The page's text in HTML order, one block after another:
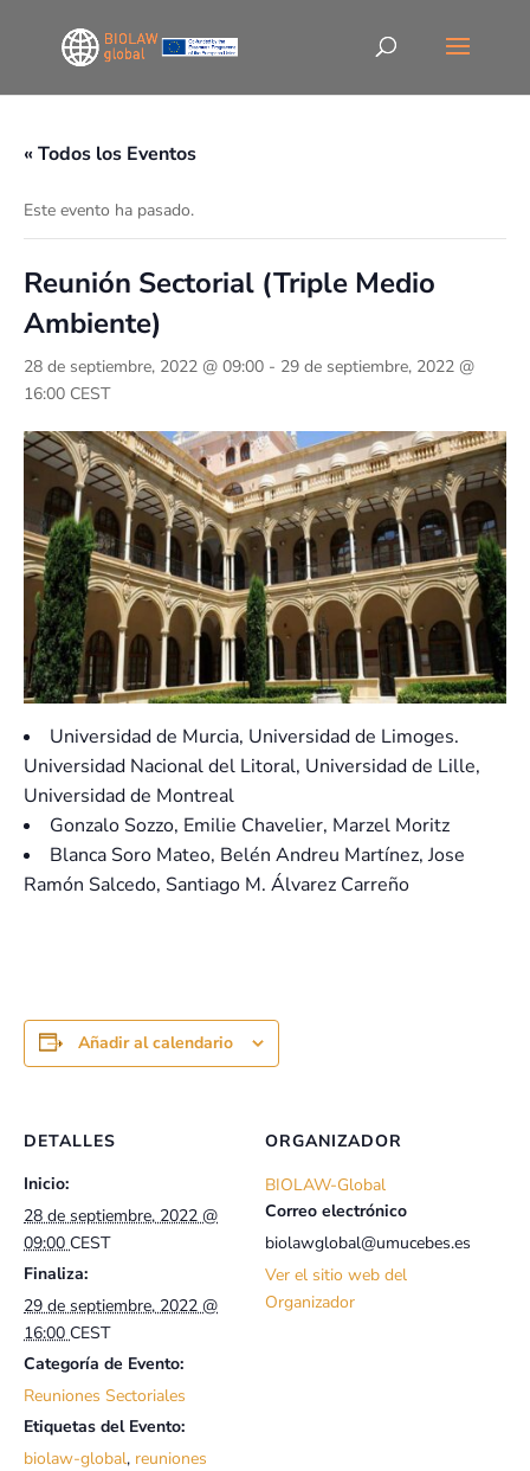
« Todos los Eventos
Este evento ha pasado.
Reunión Sectorial (Triple Medio
Ambiente)
28 de septiembre, 2022 @ 09:00 - 29 de septiembre, 2022 @
16:00 CEST
Universidad de Murcia, Universidad de Limoges.
Universidad Nacional del Litoral, Universidad de Lille,
Universidad de Montreal
Gonzalo Sozzo, Emilie Chavelier, Marzel Moritz
Blanca Soro Mateo, Belén Andreu Martínez, Jose
Ramón Salcedo, Santiago M. Álvarez Carreño
Añadir al calendario
DETALLES
Inicio:
28 de septiembre, 2022 @
09:00 CEST
Finaliza:
29 de septiembre, 2022 @
16:00 CEST
Categoría de Evento:
Reuniones Sectoriales
Etiquetas del Evento:
biolaw-global, reuniones
ORGANIZADOR
BIOLAW-Global
Correo electrónico
biolawglobal@umucebes.es
Ver el sitio web del
Organizador